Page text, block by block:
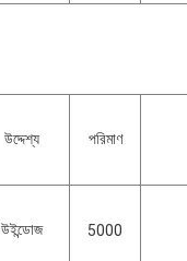
উদ্দেশ্য পরিমাণ
উইন্ডোজ 5000